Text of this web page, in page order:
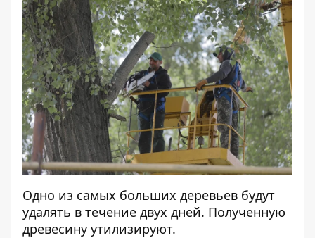
Одно из самых больших деревьев будут
удалять в течение двух дней. Полученную
древесину утилизируют.